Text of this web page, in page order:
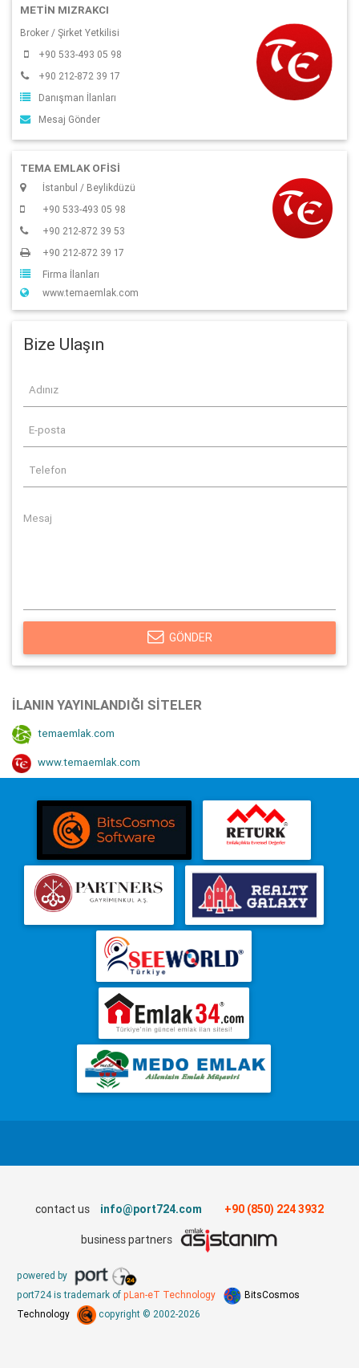
METİN MIZRAKCI
Broker / Şirket Yetkilisi
+90 533-493 05 98
+90 212-872 39 17
Danışman İlanları
Mesaj Gönder
TEMA EMLAK OFİSİ
İstanbul / Beylikdüzü
+90 533-493 05 98
+90 212-872 39 53
+90 212-872 39 17
Firma İlanları
www.temaemlak.com
Bize Ulaşın
GÖNDER
İLANIN YAYINLANDIĞI SITELER
temaemlak.com
www.temaemlak.com
contact us info@port724.com +90 (850) 224 3932
business partners
powered by
port724 is trademark of pLan-eT Technology
BitsCosmos
Technology
copyright © 2002-2026